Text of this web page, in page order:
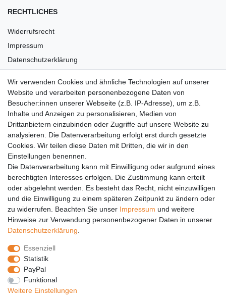
RECHTLICHES
Widerrufsrecht
Impressum
Datenschutzerklärung
Versandkosten
Barrierefreiheit
Anleitungen
Vertrag widerrufen
PARTNER
DHL
GLS
PaketPLUS
SPONSORING
Malchower SV 90
Malchower Wölfe
ZERTIFIKATE
Wir verwenden Cookies und ähnliche Technologien auf unserer
Website und verarbeiten personenbezogene Daten von
Besucher:innen unserer Webseite (z.B. IP-Adresse), um z.B.
Inhalte und Anzeigen zu personalisieren, Medien von
Drittanbietern einzubinden oder Zugriffe auf unsere Website zu
analysieren. Die Datenverarbeitung erfolgt erst durch gesetzte
Cookies. Wir teilen diese Daten mit Dritten, die wir in den
Einstellungen benennen.
Die Datenverarbeitung kann mit Einwilligung oder aufgrund eines
berechtigten Interesses erfolgen. Die Zustimmung kann erteilt
oder abgelehnt werden. Es besteht das Recht, nicht einzuwilligen
und die Einwilligung zu einem späteren Zeitpunkt zu ändern oder
zu widerrufen. Beachten Sie unser Impressum und weitere
Hinweise zur Verwendung personenbezogener Daten in unserer
Daten­schutz­erklärung
Essenziell
Statistik
PayPal
Funktional
Weitere Einstellungen